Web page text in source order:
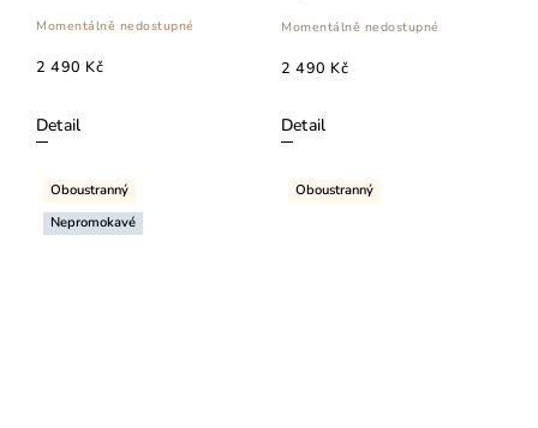
Momentálně nedostupné
2 490 Kč
Detail
Momentálně nedostupné
2 490 Kč
Detail
Oboustranný
Nepromokavé
Oboustranný